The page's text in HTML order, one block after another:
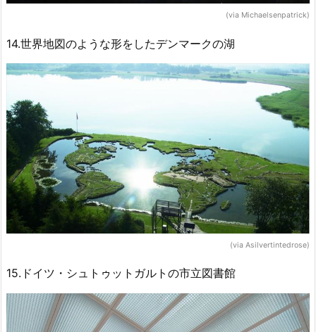
(via Michaelsenpatrick)
14.世界地図のような形をしたデンマークの湖
(via Asilvertintedrose)
15.ドイツ・シュトゥットガルトの市立図書館